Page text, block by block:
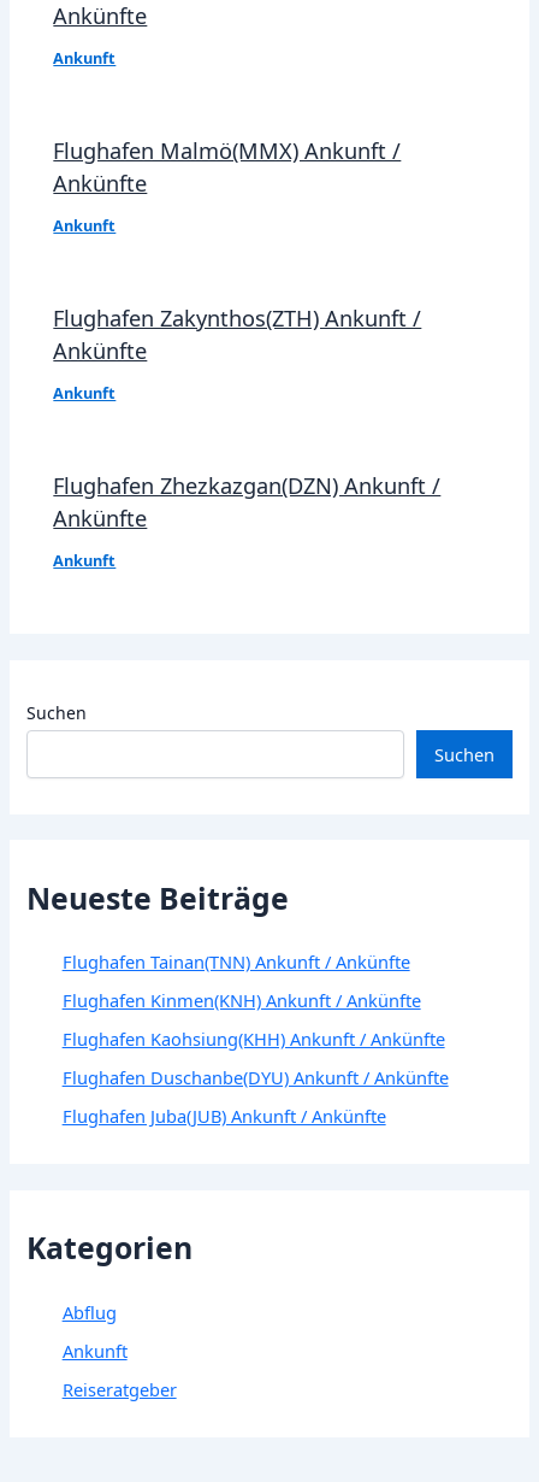
Ankünfte
Ankunft
Flughafen Malmö(MMX) Ankunft /
Ankünfte
Ankunft
Flughafen Zakynthos(ZTH) Ankunft /
Ankünfte
Ankunft
Flughafen Zhezkazgan(DZN) Ankunft /
Ankünfte
Ankunft
Suchen
Suchen
Neueste Beiträge
Flughafen Tainan(TNN) Ankunft / Ankünfte
Flughafen Kinmen(KNH) Ankunft / Ankünfte
Flughafen Kaohsiung(KHH) Ankunft / Ankünfte
Flughafen Duschanbe(DYU) Ankunft / Ankünfte
Flughafen Juba(JUB) Ankunft / Ankünfte
Kategorien
Abflug
Ankunft
Reiseratgeber